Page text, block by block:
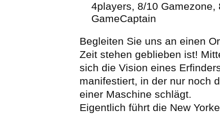
4players, 8/10 Gamezone,
GameCaptain
Begleiten Sie uns an einen
Zeit stehen geblieben ist!
sich die Vision eines
manifestiert, in der nur noch
einer Maschine schlägt.
Eigentlich führt die New